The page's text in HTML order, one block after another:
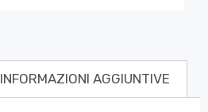
INFORMAZIONI AGGIUNTIVE